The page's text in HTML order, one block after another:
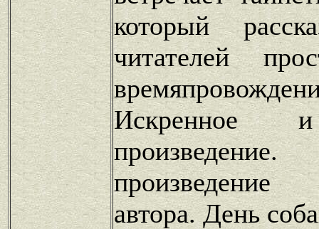
который
читателей
Искренное и
автора. День